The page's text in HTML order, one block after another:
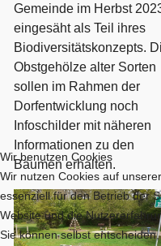
Gemeinde im Herbst
eingesäht als Teil ihres
Biodiversitätskonzepts.
Obstgehölze alter Sorten
sollen im Rahmen der
Dorfentwicklung noch
Infoschilder mit näheren
Informationen zu den
Bäumen erhalten.
Wir benutzen Cookies
Wir nutzen Cookies auf
essenziell für den Betrieb der
Website und die
Sie können selbst